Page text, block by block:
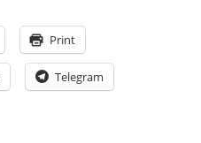
Print
Telegram